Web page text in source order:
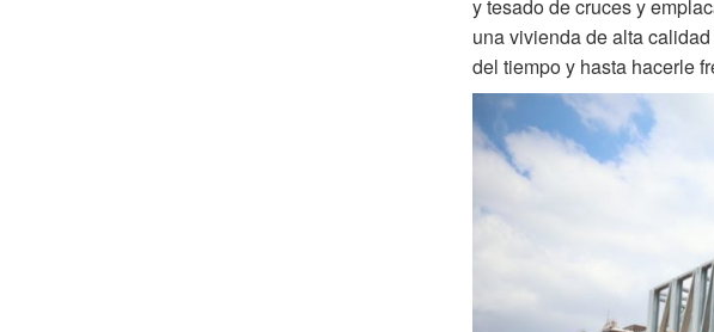
y tesado de cruces y
una vivienda de alta
del tiempo y hasta hacerle